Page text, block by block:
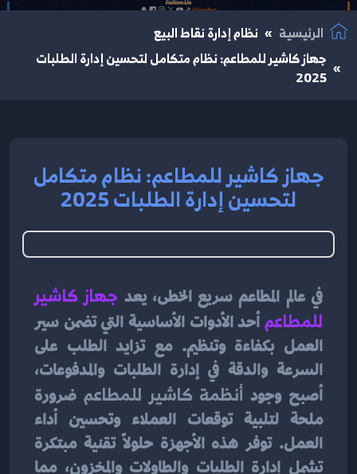
الرئيسية
نظام إدارة نقاط البيع
جهاز كاشير للمطاعم: نظام متكامل لتحسين إدارة الطلبات
2025
جهاز كاشير للمطاعم: نظام متكامل
لتحسين إدارة الطلبات 2025
في عالم المطاعم سريع الخطى، يعد
جهاز كاشير
للمطاعم
أحد الأدوات الأساسية التي تضمن سير
أصبح وجود أنظمة كاشير للمطاعم